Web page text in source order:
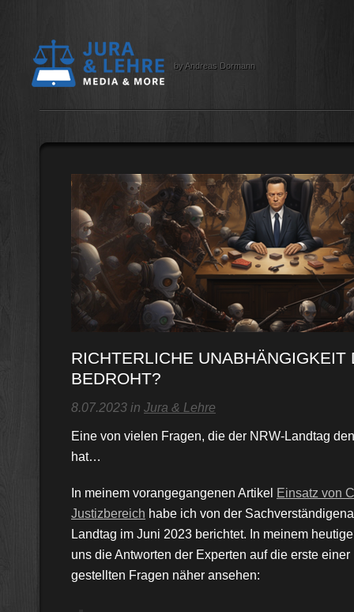
by Andreas Dormann
RICHTERLICHE UNABHÄNGIGKEIT
BEDROHT?
8.07.2023 in Jura & Lehre
Eine von vielen Fragen, die der NRW-Landtag
hat…
In meinem vorangegangenen Artikel Einsatz von
Justizbereich habe ich von der
Landtag im Juni 2023 berichtet. In meinem
uns die Antworten der Experten auf die erste
gestellten Fragen näher ansehen: